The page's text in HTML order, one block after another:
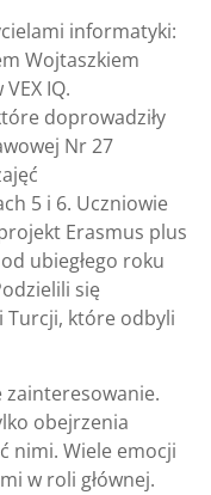
informatyki:
Wojtaszkiem
IQ.
doprowadziły
Nr 27
5 i 6. Uczniowie
Erasmus plus
ubiegłego roku
się
Turcji, które odbyli
zainteresowanie.
obejrzenia
nimi. Wiele emocji
w roli głównej.